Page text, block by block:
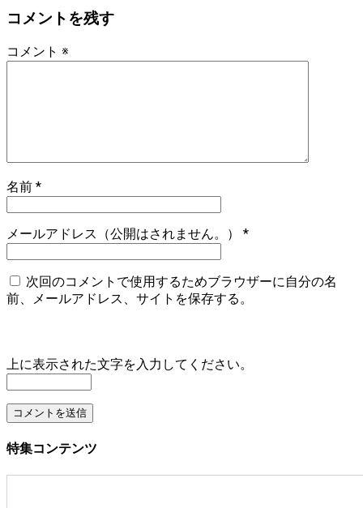
コメントを残す
コメント ※
名前 *
メールアドレス（公開はされません。） *
次回のコメントで使用するためブラウザーに自分の名
前、メールアドレス、サイトを保存する。
上に表示された文字を入力してください。
特集コンテンツ